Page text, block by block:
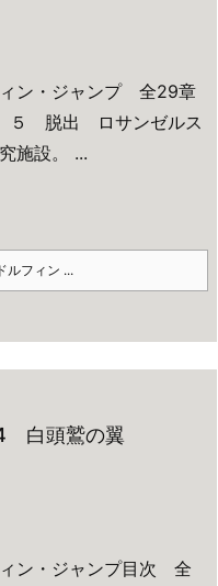
ン・ジャンプ 全29章
脱出 ロサンゼルス
施設。 ...
ルフィン ...
白頭鷲の翼
ン・ジャンプ目次 全